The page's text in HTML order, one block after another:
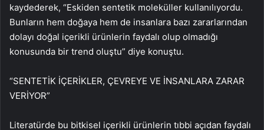
kaydederek, “Eskiden sentetik moleküller kullanılıyordu.
Bunların hem doğaya hem de insanlara bazı zararlarından
dolayı doğal içerikli ürünlerin faydalı olup olmadığı
konusunda bir trend oluştu” diye konuştu.
“SENTETİK İÇERİKLER, ÇEVREYE VE İNSANLARA ZARAR
VERİYOR”
Literatürde bu bitkisel içerikli ürünlerin tıbbi açıdan faydalı